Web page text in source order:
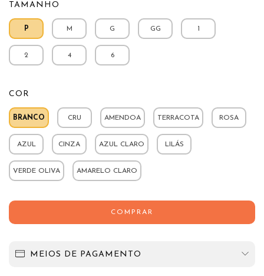
TAMANHO
P M G GG 1
2 4 6
COR
BRANCO CRU AMENDOA TERRACOTA ROSA
AZUL CINZA AZUL CLARO LILÁS
VERDE OLIVA AMARELO CLARO
MEIOS DE PAGAMENTO